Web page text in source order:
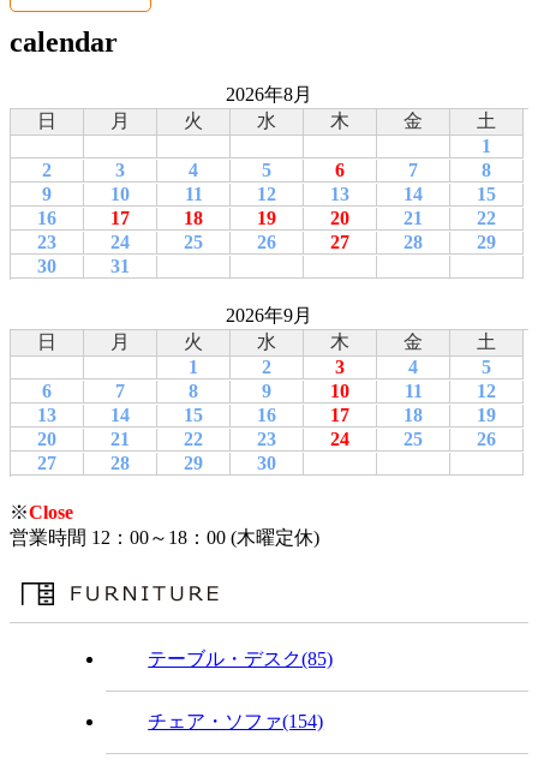
calendar
2026年8月
日
月 火 水 木 金
土
1
2
3 4 5 6 7
8
9
10 11 12 13 14
15
16
17 18 19 20 21
22
23
24 25 26 27 28
29
30
31
2026年9月
日
月 火 水 木 金
土
1
2 3 4
5
6
7 8 9 10 11
12
13
14 15 16 17 18
19
20
21 22 23 24 25
26
27
28 29 30
※Close
営業時間 12：00～18：00 (木曜定休)
テーブル・デスク(85)
チェア・ソファ(154)